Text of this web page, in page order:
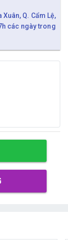
Q. Cẩm Lệ,
các ngày trong